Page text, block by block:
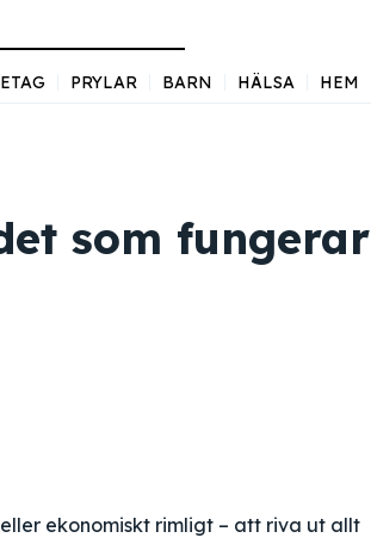
PRYLAR BARN HÄLSA HEM
som fungerar
ekonomiskt rimligt – att riva ut allt